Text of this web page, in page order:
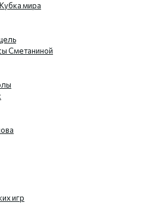
мира
Сметаниной
игр